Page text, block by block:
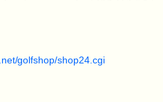
golfshop/shop24.cgi